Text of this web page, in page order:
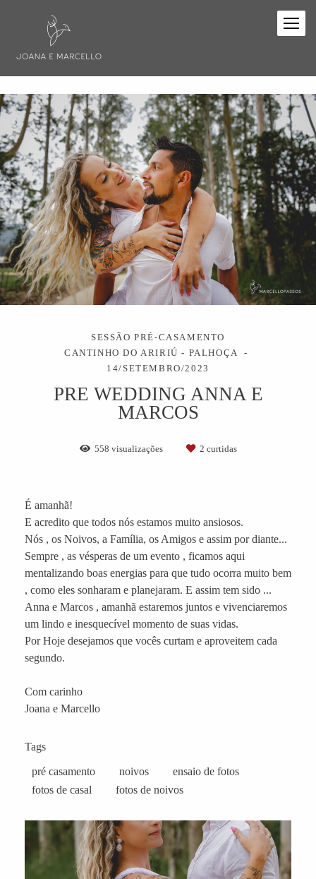
SESSÃO PRÉ-CASAMENTO
CANTINHO DO ARIRIÚ - PALHOÇA
14/SETEMBRO/2023
PRE WEDDING ANNA E
MARCOS
558 visualizações 2 curtidas
É amanhã!
E acredito que todos nós estamos muito ansiosos.
Nós , os Noivos, a Família, os Amigos e assim por diante...
Sempre , as vésperas de um evento , ficamos aqui
mentalizando boas energias para que tudo ocorra muito bem
, como eles sonharam e planejaram. E assim tem sido ...
Anna e Marcos , amanhã estaremos juntos e vivenciaremos
um lindo e inesquecível momento de suas vidas.
Por Hoje desejamos que vocês curtam e aproveitem cada
segundo.
Com carinho
Joana e Marcello
Tags
pré casamento noivos
ensaio de fotos
fotos de casal
fotos de noivos